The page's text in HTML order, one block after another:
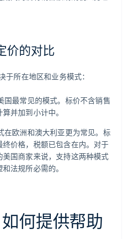
价的对比
于所在地区和业务模式：
国最常见的模式。标价不含销售
并加到小计中。
在欧洲和澳大利亚更为常见。标
价格，税额已包含在内。对于
国商家来说，支持这两种模式
法规所必需的。
何提供帮助